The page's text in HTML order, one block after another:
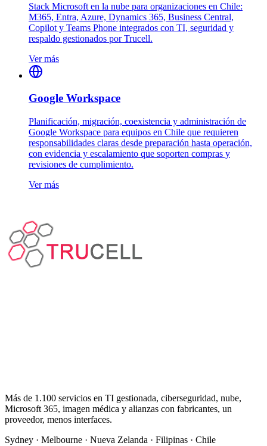
Stack Microsoft en la nube para organizaciones en Chile:
M365, Entra, Azure, Dynamics 365, Business Central,
Copilot y Teams Phone integrados con TI, seguridad y
respaldo gestionados por Trucell.
Ver más
Google Workspace
Planificación, migración, coexistencia y administración de
Google Workspace para equipos en Chile que requieren
responsabilidades claras desde preparación hasta operación,
con evidencia y escalamiento que soporten compras y
revisiones de cumplimiento.
Ver más
Más de 1.100 servicios en TI gestionada, ciberseguridad, nube,
Microsoft 365, imagen médica y alianzas con fabricantes, un
proveedor, menos interfaces.
Sydney · Melbourne · Nueva Zelanda · Filipinas · Chile